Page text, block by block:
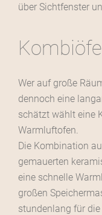
über Sichtfenster
Wer auf große
dennoch eine
schätzt wählt eine
Warmluftofen.
Die Kombination
gemauerten
eine schnelle
großen
stundenlang für